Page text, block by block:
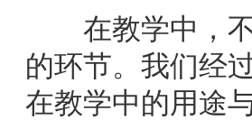
在教学中，不
的环节。我们经
在教学中的用途